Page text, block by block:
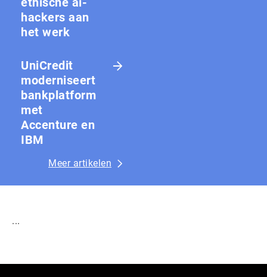
hackers aan
het werk
UniCredit
moderniseert
bankplatform
met
Accenture en
IBM
Meer artikelen
...